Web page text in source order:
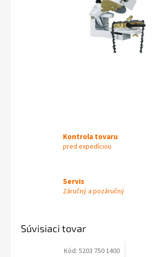
Kontrola tovaru
pred expedíciou
Servis
Záručný a pozáručný
Súvisiaci tovar
Kód: 5203 750 1400